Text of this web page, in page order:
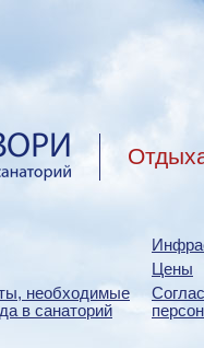
Цены
необходимые
в санаторий